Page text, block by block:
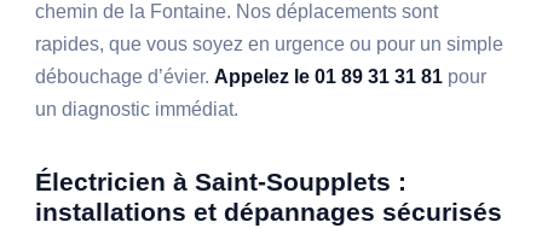
chemin de la Fontaine. Nos déplacements sont
rapides, que vous soyez en urgence ou pour un simple
débouchage d’évier.Appelez le 01 89 31 31 81 pour
un diagnostic immédiat.
Électricien à Saint-Soupplets :
installations et dépannages sécurisés